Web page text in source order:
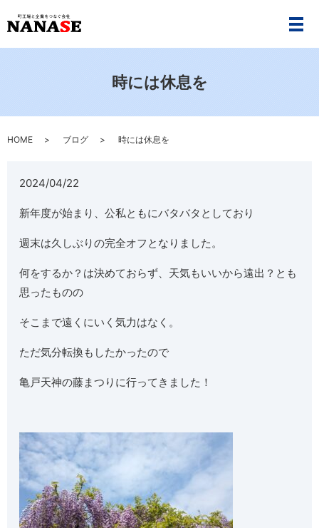
メ
時には休息を
HOME ブログ 時には休息を
2024/04/22
新年度が始まり、公私ともにバタバタとしており
週末は久しぶりの完全オフとなりました。
何をするか？は決めておらず、天気もいいから遠出？とも
思ったものの
そこまで遠くにいく気力はなく。
ただ気分転換もしたかったので
亀戸天神の藤まつりに行ってきました！